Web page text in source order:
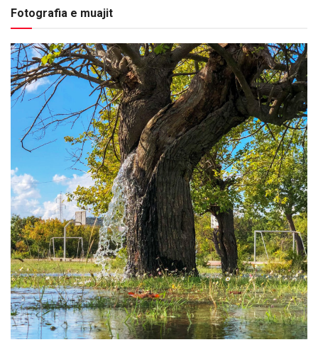
Fotografia e muajit